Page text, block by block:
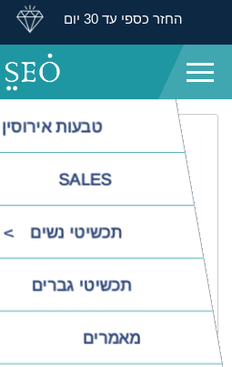
החזר כספי עד 30 יום
טבעות אירוסין
SALES
תכשיטי נשים
תכשיטי גברים
מאמרים